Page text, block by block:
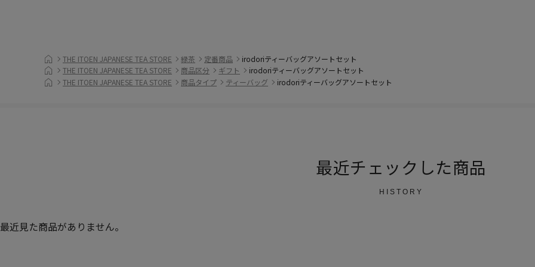
THE ITOEN JAPANESE TEA STORE 緑茶 定番商品
irodoriティーバッグアソートセット
THE ITOEN JAPANESE TEA STORE
商品区分 ギフト
irodoriティーバッグアソートセット
THE ITOEN JAPANESE TEA STORE
商品タイプ ティーバッグ irodoriティーバッグアソートセット
最近チェックした商品
HISTORY
最近見た商品がありません。